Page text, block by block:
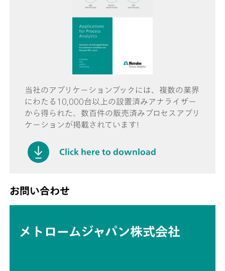
当社のアプリケーションブックには、複数の業界
にわたる10,000台以上の設置済みアナライザー
から得られた、数百件の販売済みプロセスアプリ
ケーションが掲載されています!
Click here to download
お問い合わせ
メトロームジャパン株式会社